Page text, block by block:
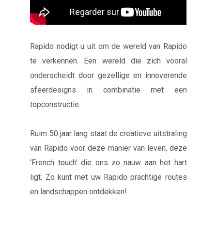
Rapido nodigt u uit om de wereld van Rapido
te verkennen. Een wereld die zich vooral
onderscheidt door gezellige en innoverende
sfeerdesigns in combinatie met een
topconstructie.
Ruim 50 jaar lang staat de creatieve uitstraling
van Rapido voor deze manier van leven, deze
'French touch' die ons zo nauw aan het hart
ligt. Zo kunt met uw Rapido prachtige routes
en landschappen ontdekken!